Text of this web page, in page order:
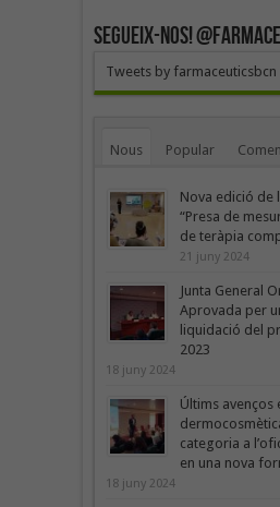
SEGUEIX-NOS!
Tweets by farmaceuticsbcn
Nous Popular
Nova edició de
“Presa de
de teràpia
21 juny 2024
Junta General
Aprovada per
liquidació del
2023
18 juny 2024
Últims avenços
categoria a
en una nova
18 juny 2024